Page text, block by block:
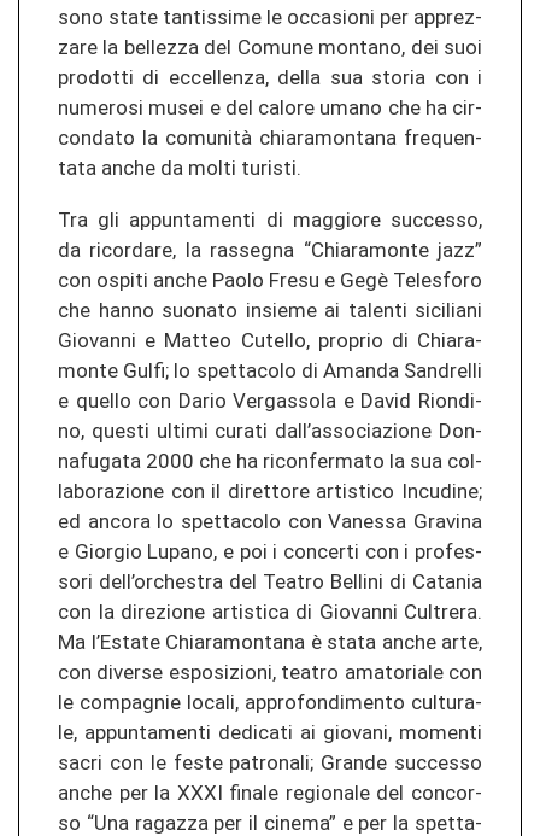
sono state tan­tis­si­me le oc­ca­sio­ni per ap­pre­z­
za­re la bel­le­z­za del Co­mu­ne mon­ta­no, dei suoi
pro­dot­ti di ec­cel­len­za, della sua sto­ria con i
nu­me­ro­si musei e del ca­lo­re umano che ha cir­
con­da­to la comunità chia­ra­mon­ta­na fre­quen­
ta­ta anche da molti tu­ris­ti.
Tra gli ap­pun­ta­men­ti di mag­gio­re suc­ces­so,
da ri­cor­da­re, la ras­seg­na “Chia­ra­mon­te jazz”
con os­pi­ti anche Paolo Fresu e Gegè Te­les­fo­ro
che hanno suo­na­to insie­me ai ta­len­ti si­ci­lia­ni
Gio­van­ni e Mat­teo Cu­tel­lo, pro­prio di Chia­ra­
mon­te Gulfi; lo spet­ta­co­lo di Aman­da San­drel­li
e quel­lo con Dario Ver­gas­so­la e David Rion­di­
no, ques­ti ul­ti­mi cu­ra­ti dall’as­so­cia­zio­ne Don­
na­fu­ga­ta 2000 che ha ri­con­fer­ma­to la sua col­
la­bo­ra­zio­ne con il di­ret­to­re ar­tis­ti­co In­cu­di­ne;
ed an­co­ra lo spet­ta­co­lo con Va­nes­sa Gra­vi­na
e Gior­gio Lu­pa­no, e poi i con­cer­ti con i pro­fes­
so­ri dell’or­ches­tra del Tea­tro Bel­li­ni di Ca­ta­nia
con la di­re­zio­ne ar­tis­ti­ca di Gio­van­ni Cul­tre­ra.
Ma l’Es­ta­te Chia­ra­mon­ta­na è stata anche arte,
con di­ver­se es­po­si­zio­ni, tea­tro ama­to­ria­le con
le com­pag­nie lo­ca­li, ap­pro­fon­di­men­to cul­tu­ra­
le, ap­pun­ta­men­ti de­di­ca­ti ai gio­v­a­ni, mo­men­ti
sacri con le feste pa­tro­na­li; Gran­de suc­ces­so
anche per la XXXI fi­na­le re­gio­na­le del con­cor­
so “Una ra­ga­z­za per il ci­ne­ma” e per la spet­ta­